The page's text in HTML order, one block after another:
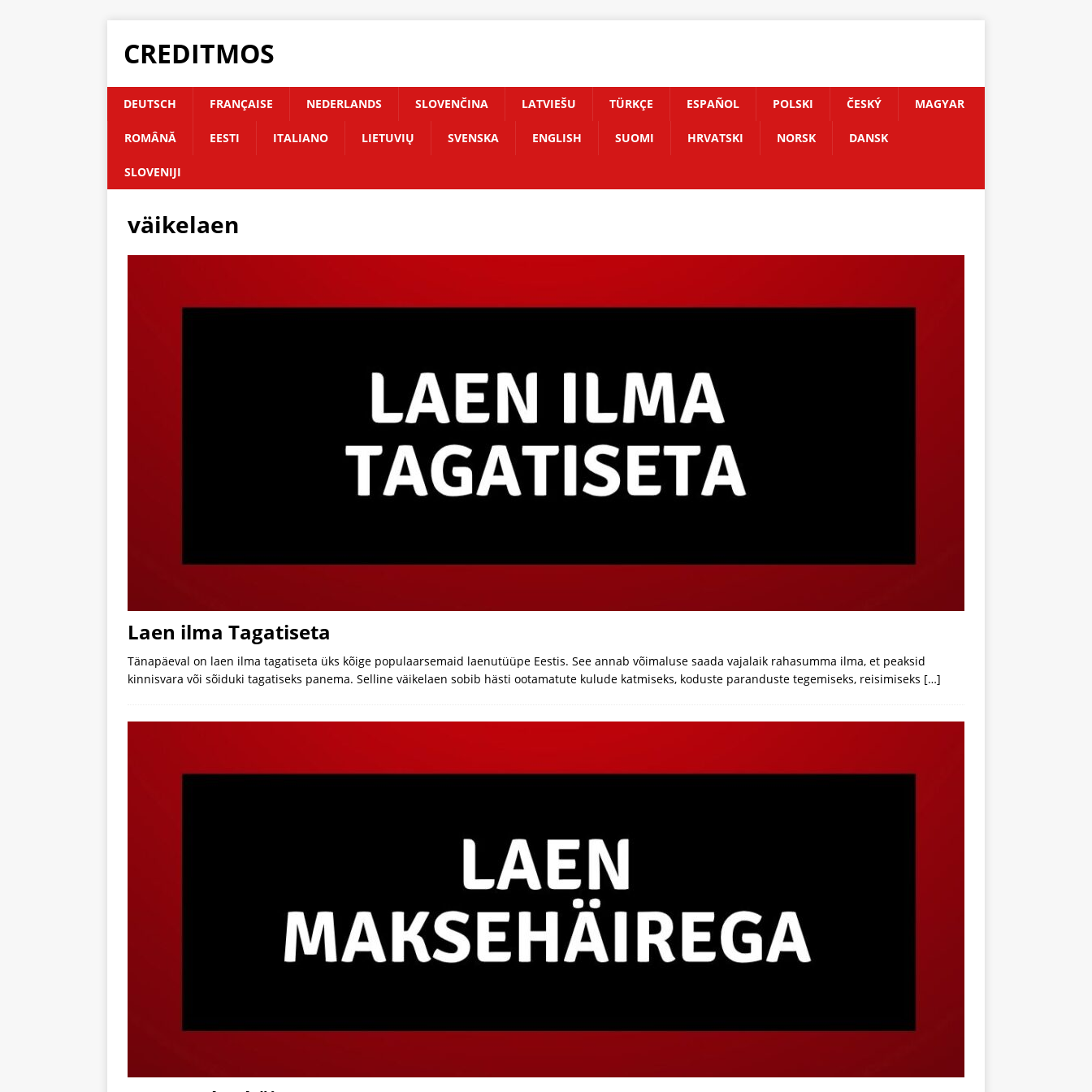
CREDITMOS
DEUTSCH FRANÇAISE NEDERLANDS SLOVENČINA LATVIEŠU TÜRKÇE ESPAÑOL POLSKI ČESKÝ MAGYAR
ROMÂNĂ EESTI ITALIANO LIETUVIŲ SVENSKA ENGLISH SUOMI HRVATSKI NORSK DANSK
SLOVENIJI
väikelaen
Laen ilma Tagatiseta
Tänapäeval on laen ilma tagatiseta üks kõige populaarsemaid laenutüüpe Eestis. See annab võimaluse saada vajalaik rahasumma ilma, et peaksid
kinnisvara või sõiduki tagatiseks panema. Selline väikelaen sobib hästi ootamatute kulude katmiseks, koduste paranduste tegemiseks, reisimiseks […]